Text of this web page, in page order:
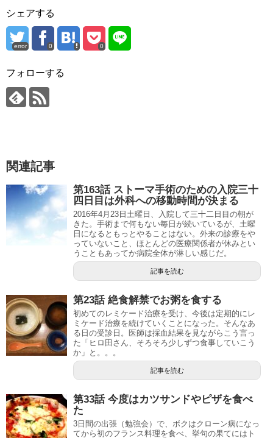
シェアする
error 0 0
フォローする
関連記事
第163話 ストーマ手術のための入院三十
四日目は外科への移動時間が決まる
2016年4月23日土曜日、入院して三十二日目の朝が
きた。手術まで何もない毎日が続いているが、土曜
日になるともっとやることはない。外来の診療をや
っていないこと、ほとんどの医療関係者が休みとい
うこともあってか病院全体が淋しい感じだ。
記事を読む
第23話 絶食解禁でお粥を食する
初めてのレミケード治療を受け、今後は定期的にレ
ミケード治療を続けていくことになった。そんなあ
る日の受診日。医師は採血結果を見ながらこう言っ
た「ヒロ田さん、そろそろ少しずつ食事していこう
か」と。。。
記事を読む
第33話 今度はカツサンドやピザを食べ
た
3日間の出張（勉強会）で、ボクはクローン病になっ
てから初のフランス料理を食べ、挙句の果てにはト